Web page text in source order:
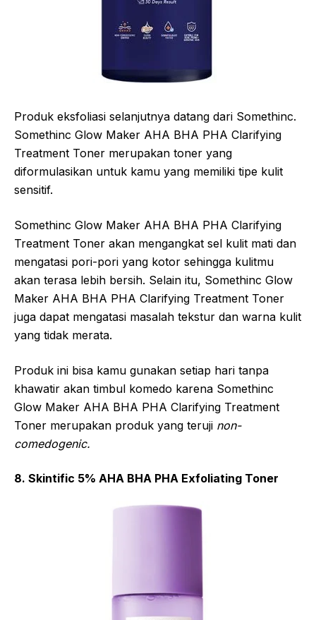
Produk eksfoliasi selanjutnya datang dari Somethinc.
Somethinc Glow Maker AHA BHA PHA Clarifying
Treatment Toner merupakan toner yang
diformulasikan untuk kamu yang memiliki tipe kulit
sensitif.
Somethinc Glow Maker AHA BHA PHA Clarifying
Treatment Toner akan mengangkat sel kulit mati dan
mengatasi pori-pori yang kotor sehingga kulitmu
akan terasa lebih bersih. Selain itu, Somethinc Glow
Maker AHA BHA PHA Clarifying Treatment Toner
juga dapat mengatasi masalah tekstur dan warna kulit
yang tidak merata.
Produk ini bisa kamu gunakan setiap hari tanpa
khawatir akan timbul komedo karena Somethinc
Glow Maker AHA BHA PHA Clarifying Treatment
Toner merupakan produk yang teruji non-
comedogenic.
8. Skintific 5% AHA BHA PHA Exfoliating Toner